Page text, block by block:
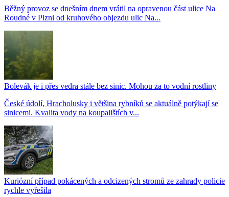
Běžný provoz se dnešním dnem vrátil na opravenou část ulice Na
Roudné v Plzni od kruhového objezdu ulic Na...
Bolevák je i přes vedra stále bez sinic. Mohou za to vodní rostliny
České údolí, Hracholusky i většina rybníků se aktuálně potýkají se
sinicemi. Kvalita vody na koupalištích v...
Kuriózní případ pokácených a odcizených stromů ze zahrady policie
rychle vyřešila